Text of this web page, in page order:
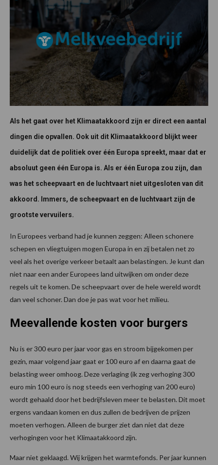
Als het gaat over het Klimaatakkoord zijn er direct een aantal
dingen die opvallen. Ook uit dit Klimaatakkoord blijkt weer
duidelijk dat de politiek over één Europa spreekt, maar dat er
absoluut geen één Europa is. Als er één Europa zou zijn, dan
was het scheepvaart en de luchtvaart niet uitgesloten van dit
akkoord. Immers, de scheepvaart en de luchtvaart zijn de
grootste vervuilers.
In Europees verband had je kunnen zeggen: Alleen schonere
schepen en vliegtuigen mogen Europa in en zij betalen net zo
veel als het overige verkeer betaalt aan belastingen. Je kunt dan
niet naar een ander Europees land uitwijken om onder deze
regels uit te komen. De scheepvaart over de hele wereld wordt
dan veel schoner. Dan doe je pas wat voor het milieu.
Meevallende kosten voor burgers
Nu is er 300 euro per jaar voor gas en stroom bijgekomen per
gezin, maar volgend jaar gaat er 100 euro af en daarna gaat de
belasting weer omhoog. Deze verlaging (ik zeg verhoging 300
euro min 100 euro is nog steeds een verhoging van 200 euro)
wordt gehaald door het bedrijfsleven meer te belasten. Dit moet
ergens vandaan komen en dus zullen de bedrijven de prijzen
moeten verhogen. Alleen de burger ziet dan niet dat deze
verhogingen voor het Klimaatakkoord zijn.
Maar niet geklaagd. Wij krijgen het warmtefonds. Per jaar kunnen